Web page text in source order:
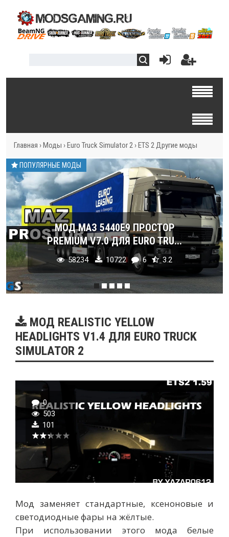
Главная › Моды › Euro Truck Simulator 2 › ETS 2 Другие моды
ПОПУЛЯРНЫЕ МОДЫ
МОД МАЗ 5440E9 ПРОСТОР
PREMIUM V7.0 ДЛЯ EURO TRU...
58234 10722 6 3.2
МОД REALISTIC YELLOW
HEADLIGHTS V1.4 ДЛЯ EURO TRUCK
SIMULATOR 2
0
503
101
Мод заменяет стандартные, ксеноновые и
светодиодные фары на жёлтые.
При использовании этого мода белые